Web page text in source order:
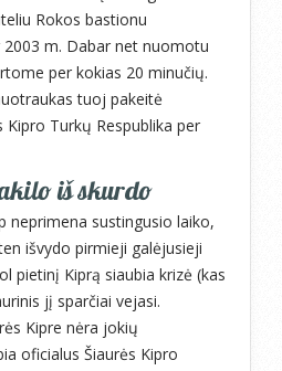
Rokos bastionu
m. Dabar net nuomotu
per kokias 20 minučių.
tuoj pakeitė
Kipro Turkų Respublika per
iš skurdo
neprimena sustingusio laiko,
išvydo pirmieji galėjusieji
pietinį Kiprą siaubia krizė (kas
jį sparčiai vejasi.
Kipre nėra jokių
oficialus Šiaurės Kipro